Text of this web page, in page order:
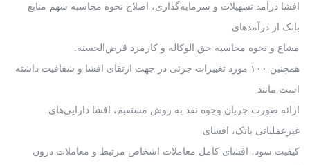
افشا درآمد تسهیلات و سرمایه‌گذاری، اصلاح نحوه محاسبه سهم منابع
بانک از درآمدهای
مشاع و نحوه محاسبه حق الوکاله و کارمزد قرض‌الحسنه.
همچنین ۱۰۰ مورد تغییرات جزئی در جهت ارتقای افشا و شفافیت داشته
است مانند
ارائه صورت جریان وجوه نقد به روش مستقیم، افشا دارایی‌های
غیرعملیاتی بانک، افشای
کیفیت سود، افشای کامل معاملات اشخاص مرتبط و معاملات درون